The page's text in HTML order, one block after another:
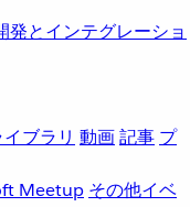
とインテグレーショ
ブラリ 動画記事 プ
Meetup その他イベ